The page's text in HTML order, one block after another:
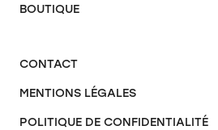
BOUTIQUE
CONTACT
MENTIONS LÉGALES
POLITIQUE DE CONFIDENTIALITÉ